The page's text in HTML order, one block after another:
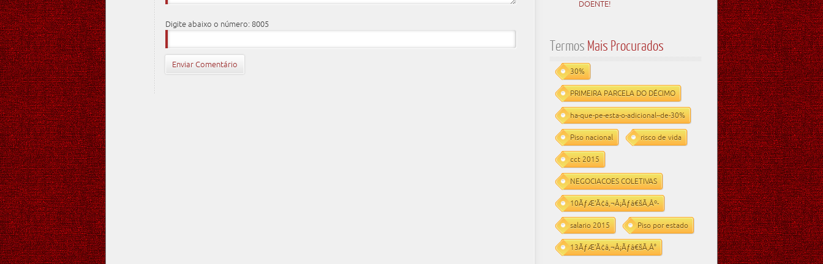
Digite abaixo o número: 8005
DOENTE!
Termos Mais Procurados
30%
PRIMEIRA PARCELA DO DÉCIMO
ha-que-pe-esta-o-adicional--de-30%
Piso nacional risco de vida
cct 2015
NEGOCIACOES COLETIVAS
10ÃƒÆ’Ã¢â‚¬Å¡Ãƒâ€šÃ‚Âº-
salario 2015 Piso por estado
13ÃƒÆ’Ã¢â‚¬Å¡Ãƒâ€šÃ‚Â°